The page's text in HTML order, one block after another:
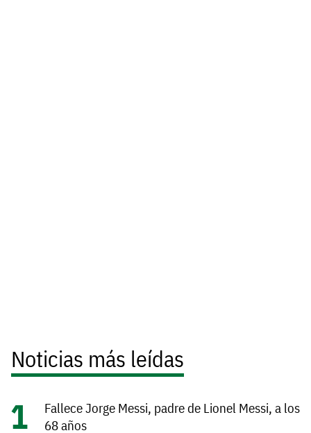
Noticias más leídas
Fallece Jorge Messi, padre de Lionel Messi, a los
68 años